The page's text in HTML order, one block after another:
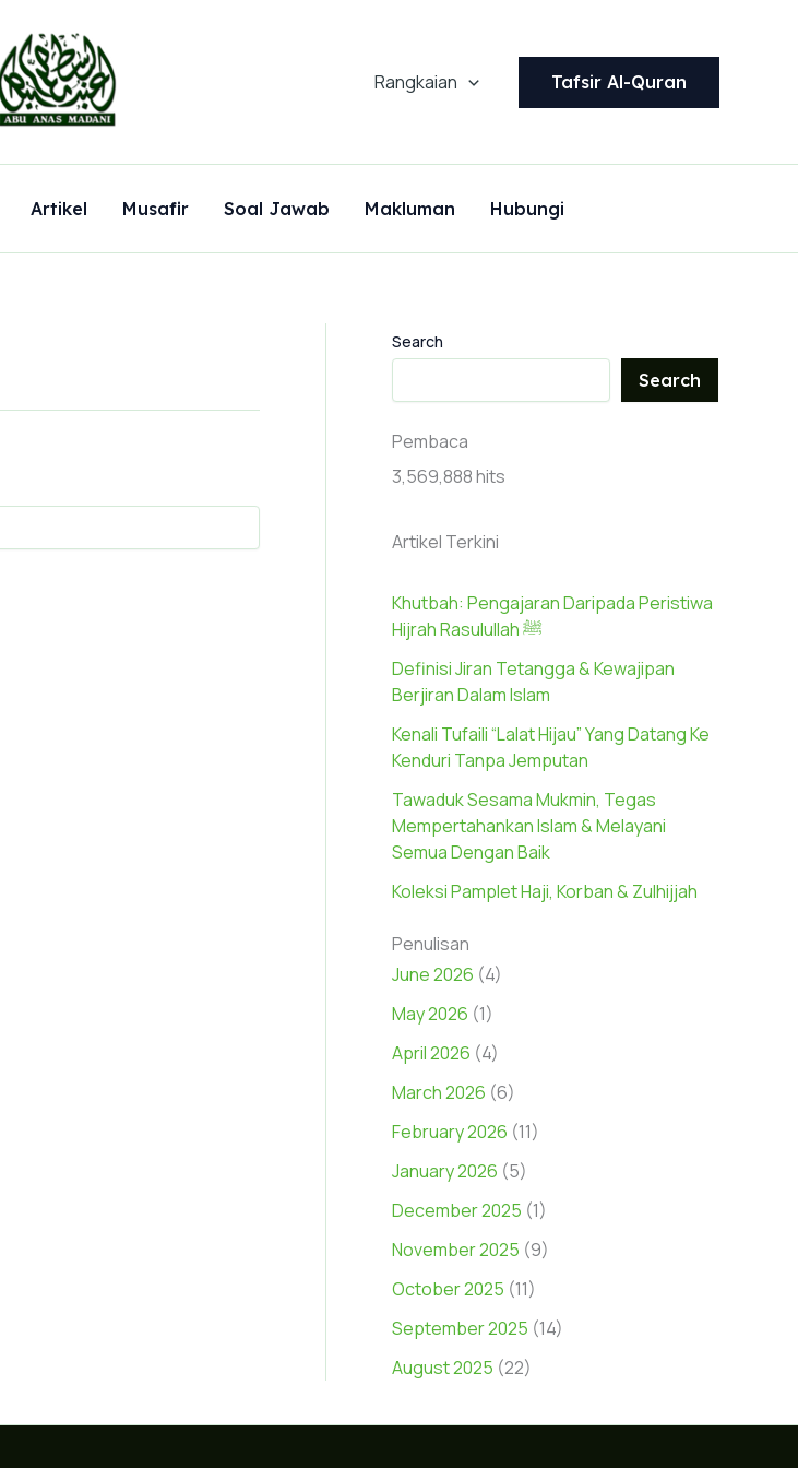
Rangkaian Tafsir Al-Quran
Artikel Musafir Soal Jawab Makluman Hubungi
Search
Search
Pembaca
3,569,888 hits
Artikel Terkini
Khutbah: Pengajaran Daripada Peristiwa
Hijrah Rasulullah ﷺ
Definisi Jiran Tetangga & Kewajipan
Berjiran Dalam Islam
Kenali Tufaili “Lalat Hijau” Yang Datang Ke
Kenduri Tanpa Jemputan
Tawaduk Sesama Mukmin, Tegas
Mempertahankan Islam & Melayani
Semua Dengan Baik
Koleksi Pamplet Haji, Korban & Zulhijjah
Penulisan
June 2026 (4)
May 2026 (1)
April 2026 (4)
March 2026 (6)
February 2026 (11)
January 2026 (5)
December 2025 (1)
November 2025 (9)
October 2025 (11)
September 2025 (14)
August 2025 (22)